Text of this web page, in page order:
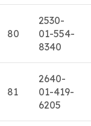
80
2530-
01-554-
8340
81
2640-
01-419-
6205